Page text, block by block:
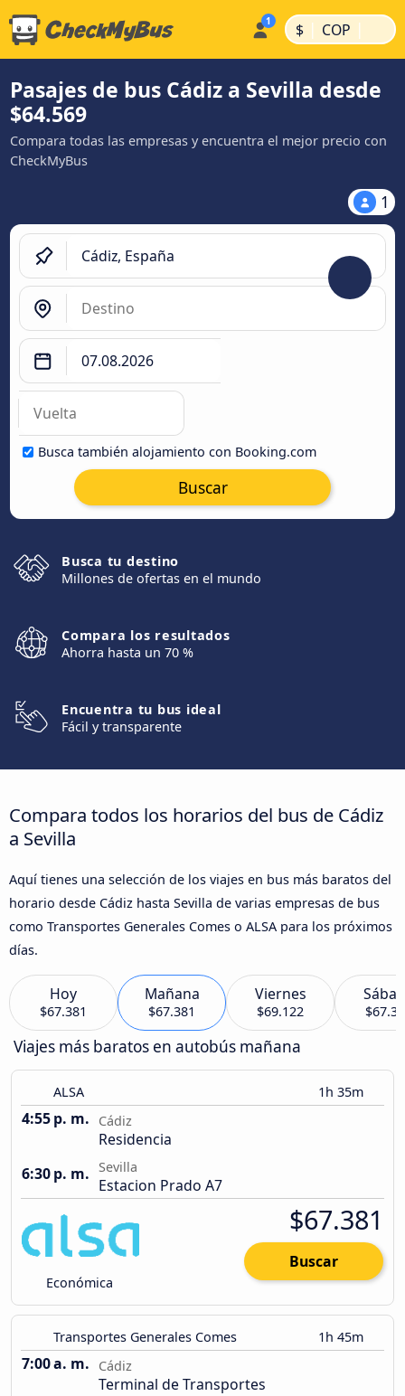
$ | COP |
Pasajes de bus Cádiz a Sevilla desde
$64.569
Compara todas las empresas y encuentra el mejor precio con
CheckMyBus
1
Busca también alojamiento con Booking.com
Buscar
Busca tu destino
Millones de ofertas en el mundo
Compara los resultados
Ahorra hasta un 70 %
Encuentra tu bus ideal
Fácil y transparente
Compara todos los horarios del bus de Cádiz
a Sevilla
Aquí tienes una selección de los viajes en bus más baratos del
horario desde Cádiz hasta Sevilla de varias empresas de bus
como Transportes Generales Comes o ALSA para los próximos
días.
Hoy
$67.381
Mañana
$67.381
Viernes
$69.122
Viajes más baratos en autobús mañana
ALSA 1h 35m
4:55 p. m. Cádiz
Residencia
6:30 p. m. Sevilla
Estacion Prado A7
Económica
$67.381
Buscar
Transportes Generales Comes 1h 45m
7:00 a. m. Cádiz
Terminal de Transportes